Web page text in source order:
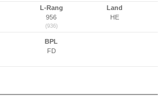
L-Rang
956
(936)
Land
HE
BPL
FD